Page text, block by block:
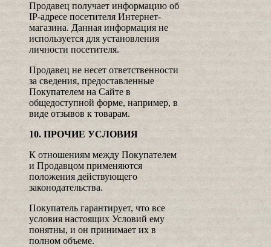
Продавец получает информацию об
IP-адресе посетителя Интернет-
магазина. Данная информация не
используется для установления
личности посетителя.
Продавец не несет ответственности
за сведения, предоставленные
Покупателем на Сайте в
общедоступной форме, например, в
виде отзывов к товарам.
10. ПРОЧИЕ УСЛОВИЯ
К отношениям между Покупателем
и Продавцом применяются
положения действующего
законодательства.
Покупатель гарантирует, что все
условия настоящих Условий ему
понятны, и он принимает их в
полном объеме.